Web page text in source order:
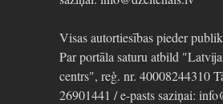
Visas autortiesības pieder
Par portāla saturu atbild
centrs", reģ. nr. 40008244310
26901441 / e-pasts saziņai: